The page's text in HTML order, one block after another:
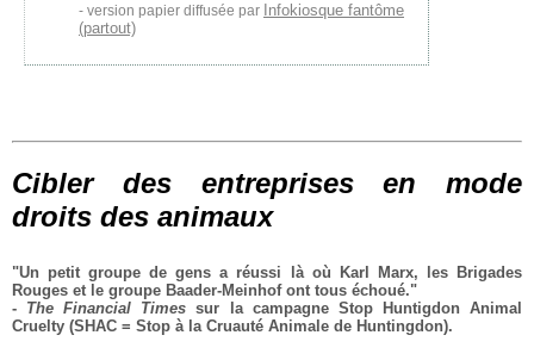
version papier diffusée par Infokiosque fantôme
(partout)
Cibler des entreprises en mode
droits des animaux
"Un petit groupe de gens a réussi là où Karl Marx, les Brigades
Rouges et le groupe Baader-Meinhof ont tous échoué."
- The Financial Times sur la campagne Stop Huntigdon Animal
Cruelty (SHAC = Stop à la Cruauté Animale de Huntingdon).